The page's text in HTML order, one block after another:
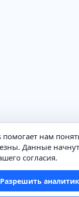
помогает нам
Данные
согласия.
Разрешить